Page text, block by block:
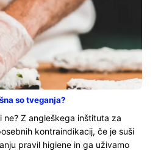
so tveganja?
ne? Z angleškega inštituta za
kontraindikacij, če je suši
pravil higiene in ga uživamo